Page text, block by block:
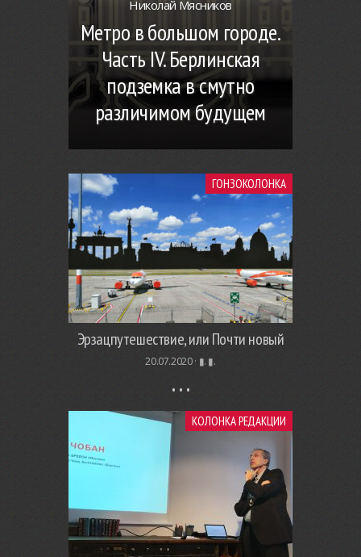
Николай Мясников
Метро в большом городе.
Часть IV. Берлинская
подземка в смутно
различимом будущем
ГОНЗОКОЛОНКА
Эрзацпутешествие, или Почти новый
20.07.2020 · ▮. ▮.
КОЛОНКА РЕДАКЦИИ